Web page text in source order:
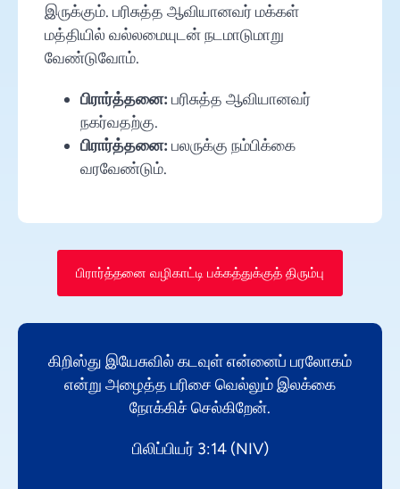
இருக்கும். பரிசுத்த ஆவியானவர் மக்கள்
மத்தியில் வல்லமையுடன் நடமாடுமாறு
வேண்டுவோம்.
பிரார்த்தனை: பரிசுத்த ஆவியானவர்
நகர்வதற்கு.
பிரார்த்தனை: பலருக்கு நம்பிக்கை
வரவேண்டும்.
பிரார்த்தனை வழிகாட்டி பக்கத்துக்குத் திரும்பு
கிறிஸ்து இயேசுவில் கடவுள் என்னைப் பரலோகம்
என்று அழைத்த பரிசை வெல்லும் இலக்கை
நோக்கிச் செல்கிறேன்.
பிலிப்பியர் 3:14 (NIV)